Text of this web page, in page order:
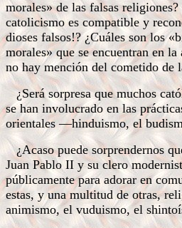
morales» de las falsas
catolicismo es compatible y
dioses falsos!? ¿Cuáles son los
morales» que se encuentran en
no hay mención del cometido de
¿Será sorpresa que muchos
se han involucrado en las
orientales —hinduismo, el
¿Acaso puede sorprendernos
Juan Pablo II y su clero
públicamente para adorar en
estas, y una multitud de otras,
animismo, el vuduismo, el